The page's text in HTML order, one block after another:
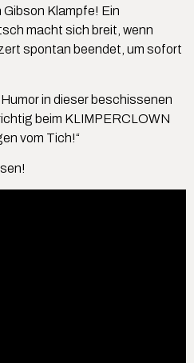
Klampfe! Ein
macht sich breit, wenn
spontan beendet, um sofort
in dieser beschissenen
beim KLIMPERCLOWN
vom Tich!“